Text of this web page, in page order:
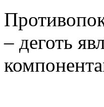
– деготь